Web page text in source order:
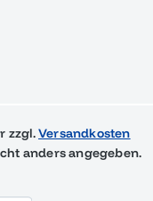
zzgl.Versandkosten
anders angegeben.